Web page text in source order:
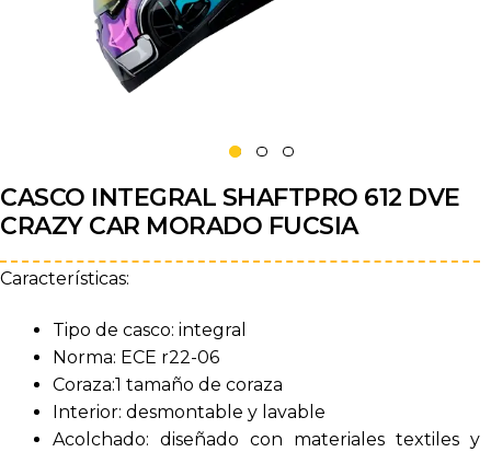
CASCO INTEGRAL SHAFTPRO 612 DVE
CRAZY CAR MORADO FUCSIA
Características:
Tipo de casco: integral
Norma: ECE r22-06
Coraza:1 tamaño de coraza
Interior: desmontable y lavable
Acolchado: diseñado con materiales textiles y